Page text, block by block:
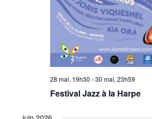
28 mai, 19h30 -30 mai, 23h59
Festival Jazz à la Harpe